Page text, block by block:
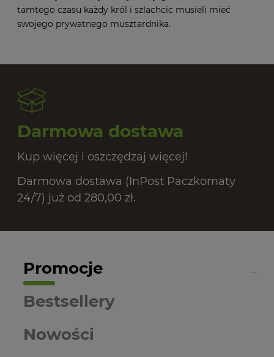
tamtego czasu każdy król i szlachcic musieli mieć
swojego prywatnego musztardnika.
Darmowa dostawa
Kup więcej i oszczędzaj więcej!
Darmowa dostawa (InPost Paczkomaty
24/7) już od 280,00 zł.
Promocje
Nowości
Bestsellery